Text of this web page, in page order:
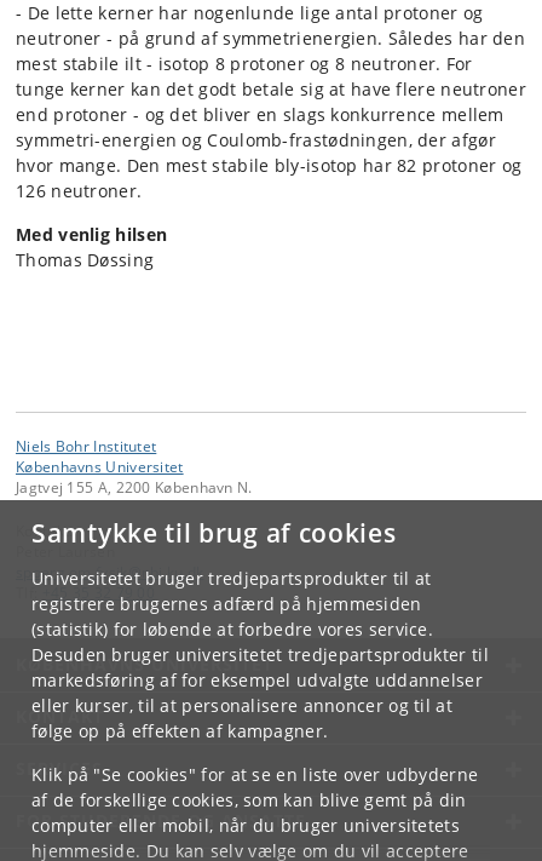
Samtykke til brug af cookies
Universitetet bruger tredjepartsprodukter til at
registrere brugernes adfærd på hjemmesiden
(statistik) for løbende at forbedre vores service.
Desuden bruger universitetet tredjepartsprodukter til
markedsføring af for eksempel udvalgte uddannelser
eller kurser, til at personalisere annoncer og til at
følge op på effekten af kampagner.
Klik på "Se cookies" for at se en liste over udbyderne
af de forskellige cookies, som kan blive gemt på din
computer eller mobil, når du bruger universitetets
hjemmeside. Du kan selv vælge om du vil acceptere
- De lette kerner har nogenlunde lige antal protoner og
neutroner - på grund af symmetri­energien. Således har den
mest stabile ilt - isotop 8 protoner og 8 neutroner. For
tunge kerner kan det godt betale sig at have flere neutroner
end protoner - og det bliver en slags konkurrence mellem
symmetri-energien og Coulomb-frastødningen, der afgør
hvor mange. Den mest stabile bly-isotop har 82 protoner og
126 neutroner.
Med venlig hilsen
Thomas Døssing
Niels Bohr Institutet
Københavns Universitet
Jagtvej 155 A, 2200 København N.
Kontakt:
Peter Laursen
spoerg.om.fysik@ nbi.ku.dk
KØBENHAVNS UNIVERSITET
KONTAKT
SERVICES
FOR STUDERENDE OG ANSATTE